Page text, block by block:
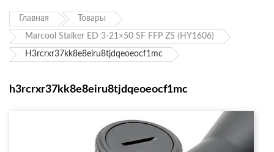
Главная Товары
Marcool Stalker ED 3-21×50 SF FFP ZS (HY1606)
H3rcrxr37kk8e8eiru8tjdqeoeocf1mc
h3rcrxr37kk8e8eiru8tjdqeoeocf1mc